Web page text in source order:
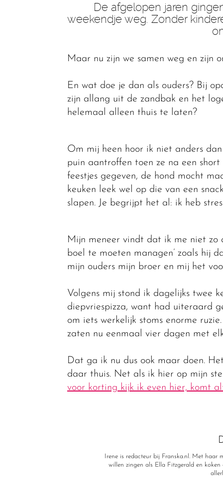
De afgelopen jaren
weekendje weg. Zonder
Maar nu zijn we samen weg en zijn
En wat doe je dan als ouders? Bij
zijn allang uit de zandbak en het
helemaal alleen thuis te laten?
Om mij heen hoor ik niet anders
puin aantroffen toen ze na een
feestjes gegeven, de hond mocht
keuken leek wel op die van een
slapen. Je begrijpt het al: ik heb
Mijn meneer vindt dat ik me niet zo
boel te moeten managen’ zoals hij
mijn ouders mijn broer en mij het
Volgens mij stond ik dagelijks twee
diepvriespizza, want had uiteraard
om iets werkelijk stoms enorme
zaten nu eenmaal vier dagen met
Dat ga ik nu dus ook maar doen.
daar thuis. Net als ik hier op mijn
voor korting kijk ik even hier, komt
Irene is redacteur bij Franska.nl. Met haar
willen zingen als Ella Fitzgerald en